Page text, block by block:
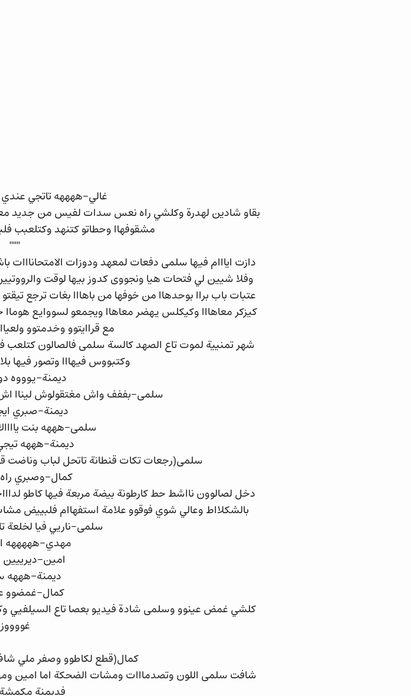
غالي-ههههه تاتجي
بقاو شادين لهدرة وكلشي راه نعس سدات لفيس من جديد
مشقوفهاا وحطاتو كتنهد وكتلعبب
''''''
دازت ايااام فيها سلمى دفعات لمعهد ودوزات الامتحانااات
وفلا شيين لي فتحات هيا ونجووى كدوز بيها لوقت
عتبات باب براا بوحدهاا من خوفها من باهااا بغات ترجع
كيزكر معاهااا وكيكلس يهضر معاهاا ويجمعو لسووايع
مع قراايتوو وخدمتوو
شهر تمنيية لموت تاع الصهد كالسة سلمى فالصالون
وكتبووس فيهااا وتصور فيها
ديمنة-يوووه
سلمى-بففف واش مغتقولوش ليناا اش
ديمنة-صبري
سلمى-هههه بنت
ديمنة-هههه
سلمى(رجعات تكات قنطانة تاتحل لباب وناضت
كمال-وصبري
دخل لصالوون نااشط حط كارطونة بيضة مربعة فيها كاطو
بالشكلااط وعالي شوي فوقوو علامة استفهاام
سلمى-ناريي فيا لخلعة
مهدي-هههههه
امين-ديرييين
ديمنة-هههه
كمال-غمضوو
كلشي غمض عينوو وسلمى شادة فيديو بعصا تاع
غووووز
كمال(قطع لكاطوو وصفر ملي شاف
شافت سلمى اللون وتصدمااات ومشات الضحكة اما امين
فديمنة مكمشة